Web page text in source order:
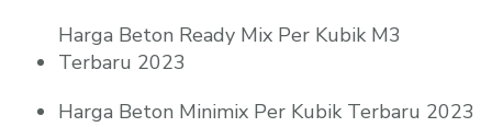
Harga Beton Ready Mix Per Kubik M3
Terbaru 2023
Harga Beton Minimix Per Kubik Terbaru 2023